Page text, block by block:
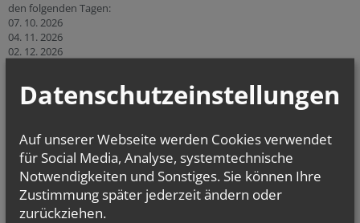
den folgenden Tagen:
07. 10. 2026
04. 11. 2026
02. 12. 2026
Datenschutzeinstellungen
Auf unserer Webseite werden Cookies verwendet
für Social Media, Analyse, systemtechnische
Notwendigkeiten und Sonstiges. Sie können Ihre
Zustimmung später jederzeit ändern oder
zurückziehen.